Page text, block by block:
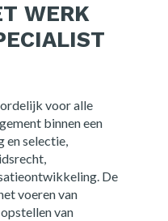
WERK
voor alle
binnen een
en selectie,
De
voeren van
van